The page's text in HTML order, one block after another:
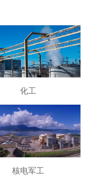
化工
核电军工